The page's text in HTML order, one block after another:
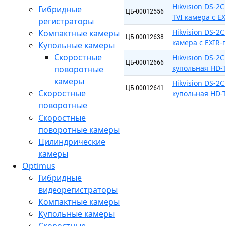
Гибридные
регистраторы
Компактные камеры
Купольные камеры
Скоростные
поворотные
камеры
Скоростные
поворотные
Скоростные
поворотные камеры
Цилиндрические
камеры
Optimus
Гибридные
видеорегистраторы
Компактные камеры
Купольные камеры
ЦБ-00012556
Hikvision DS-
TVI камера с
ЦБ-00012638
Hikvision DS-
камера с
ЦБ-00012666
Hikvision DS-
купольная
ЦБ-00012641
Hikvision DS-
купольная